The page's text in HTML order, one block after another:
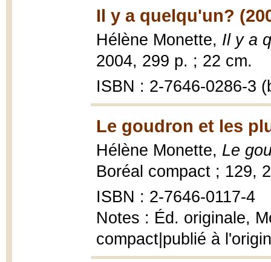
Il y a quelqu'un?
Hélène Monette, Il y a
2004, 299 p. ; 22 cm.
ISBN : 2-7646-0286-3
Le goudron et les
Hélène Monette, Le
Boréal compact ; 129,
ISBN : 2-7646-0117-4
Notes : Éd. originale,
compact|publié à